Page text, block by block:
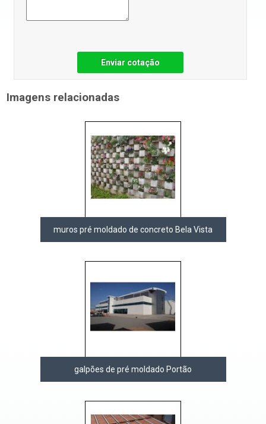
Enviar cotação
Imagens relacionadas
muros pré moldado de concreto Bela Vista
galpões de pré moldado Portão